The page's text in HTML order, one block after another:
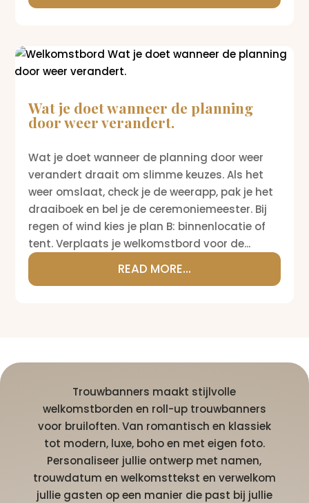
Wat je doet wanneer de planning
door weer verandert.
Wat je doet wanneer de planning door weer
verandert draait om slimme keuzes. Als het
weer omslaat, check je de weerapp, pak je het
draaiboek en bel je de ceremoniemeester. Bij
regen of wind kies je plan B: binnenlocatie of
tent. Verplaats je welkomstbord voor de...
READ MORE...
Trouwbanners maakt stijlvolle
welkomstborden en roll-up trouwbanners
voor bruiloften. Van romantisch en klassiek
tot modern, luxe, boho en met eigen foto.
Personaliseer jullie ontwerp met namen,
trouwdatum en welkomsttekst en verwelkom
jullie gasten op een manier die past bij jullie